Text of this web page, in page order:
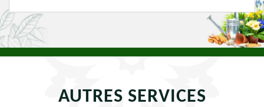
AUTRES SERVICES